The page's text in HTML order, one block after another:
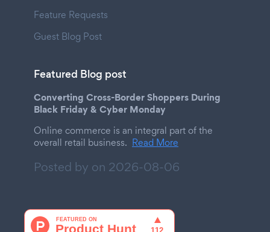
Feature Requests
Guest Blog Post
Featured Blog post
Converting Cross-Border Shoppers During
Black Friday & Cyber Monday
Online commerce is an integral part of the
overall retail business. Read More
Posted by on 2026-08-06